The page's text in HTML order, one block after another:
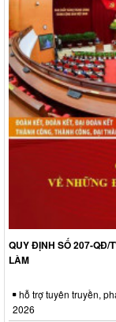
QUY ĐỊNH SỐ 207-QĐ/
LÀM
hỗ trợ tuyên truyền,
2026